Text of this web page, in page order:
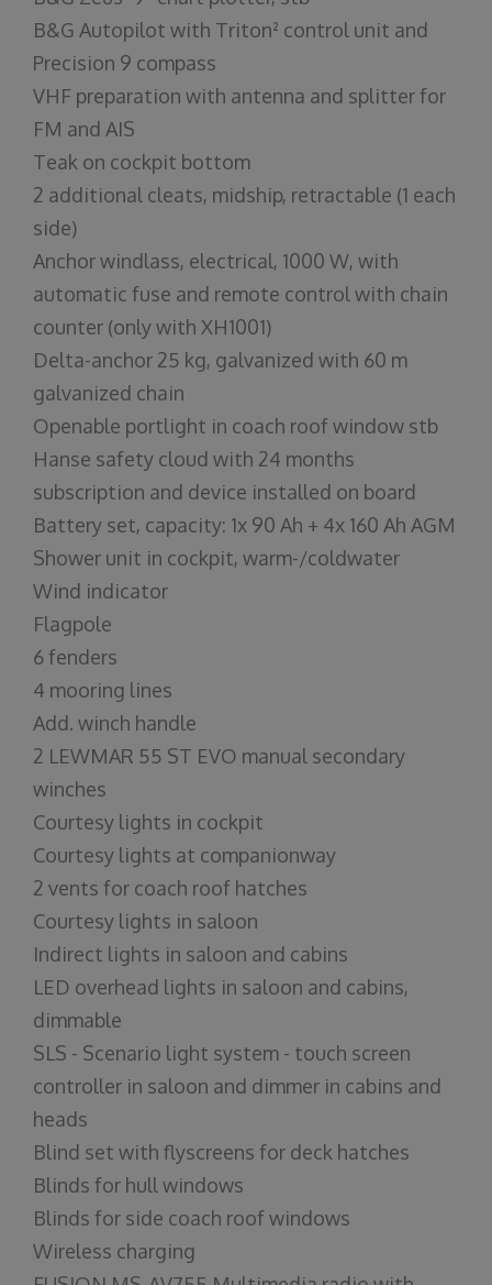
B&G Autopilot with Triton² control unit and
Precision 9 compass
VHF preparation with antenna and splitter for
FM and AIS
Teak on cockpit bottom
2 additional cleats, midship, retractable (1 each
side)
Anchor windlass, electrical, 1000 W, with
automatic fuse and remote control with chain
counter (only with XH1001)
Delta-anchor 25 kg, galvanized with 60 m
galvanized chain
Openable portlight in coach roof window stb
Hanse safety cloud with 24 months
subscription and device installed on board
Battery set, capacity: 1x 90 Ah + 4x 160 Ah AGM
Shower unit in cockpit, warm-/coldwater
Wind indicator
Flagpole
6 fenders
4 mooring lines
Add. winch handle
2 LEWMAR 55 ST EVO manual secondary
winches
Courtesy lights in cockpit
Courtesy lights at companionway
2 vents for coach roof hatches
Courtesy lights in saloon
Indirect lights in saloon and cabins
LED overhead lights in saloon and cabins,
dimmable
SLS - Scenario light system - touch screen
controller in saloon and dimmer in cabins and
heads
Blind set with flyscreens for deck hatches
Blinds for hull windows
Blinds for side coach roof windows
Wireless charging